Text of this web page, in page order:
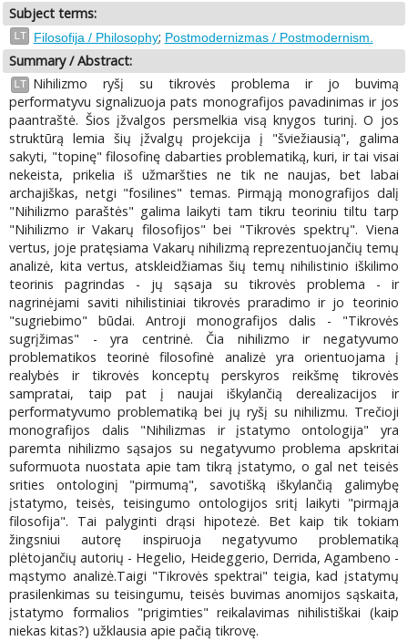
Subject terms:
LT Filosofija / Philosophy; Postmodernizmas / Postmodernism.
Summary / Abstract:
LT
Nihilizmo ryšį su tikrovės problema ir jo buvimą
performatyvu signalizuoja pats monografijos pavadinimas ir jos
paantraštė. Šios įžvalgos persmelkia visą knygos turinį. O jos
struktūrą lemia šių įžvalgų projekcija į "šviežiausią", galima
sakyti, "topinę" filosofinę dabarties problematiką, kuri, ir tai visai
nekeista, prikelia iš užmaršties ne tik ne naujas, bet labai
archajiškas, netgi "fosilines" temas. Pirmąją monografijos dalį
"Nihilizmo paraštės" galima laikyti tam tikru teoriniu tiltu tarp
"Nihilizmo ir Vakarų filosofijos" bei "Tikrovės spektrų". Viena
vertus, joje pratęsiama Vakarų nihilizmą reprezentuojančių temų
analizė, kita vertus, atskleidžiamas šių temų nihilistinio iškilimo
teorinis pagrindas - jų sąsaja su tikrovės problema - ir
nagrinėjami saviti nihilistiniai tikrovės praradimo ir jo teorinio
"sugriebimo" būdai. Antroji monografijos dalis - "Tikrovės
sugrįžimas" - yra centrinė. Čia nihilizmo ir negatyvumo
problematikos teorinė filosofinė analizė yra orientuojama į
realybės ir tikrovės konceptų perskyros reikšmę tikrovės
sampratai, taip pat į naujai iškylančią derealizacijos ir
performatyvumo problematiką bei jų ryšį su nihilizmu. Trečioji
monografijos dalis "Nihilizmas ir įstatymo ontologija" yra
paremta nihilizmo sąsajos su negatyvumo problema apskritai
suformuota nuostata apie tam tikrą įstatymo, o gal net teisės
srities ontologinį "pirmumą", savotišką iškylančią galimybę
įstatymo, teisės, teisingumo ontologijos sritį laikyti "pirmąja
filosofija". Tai palyginti drąsi hipotezė. Bet kaip tik tokiam
žingsniui autorę inspiruoja negatyvumo problematiką
plėtojančių autorių - Hegelio, Heideggerio, Derrida, Agambeno -
mąstymo analizė.Taigi "Tikrovės spektrai" teigia, kad įstatymų
prasilenkimas su teisingumu, teisės buvimas anomijos sąskaita,
įstatymo formalios "prigimties" reikalavimas nihilistiškai (kaip
niekas kitas?) užklausia apie pačią tikrovę.